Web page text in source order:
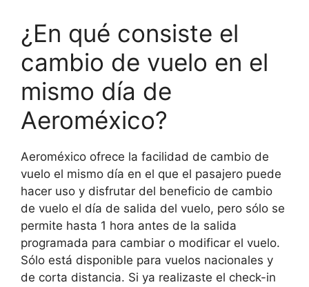
¿En qué consiste el
cambio de vuelo en el
mismo día de
Aeroméxico?
Aeroméxico ofrece la facilidad de cambio de
vuelo el mismo día en el que el pasajero puede
hacer uso y disfrutar del beneficio de cambio
de vuelo el día de salida del vuelo, pero sólo se
permite hasta 1 hora antes de la salida
programada para cambiar o modificar el vuelo.
Sólo está disponible para vuelos nacionales y
de corta distancia. Si ya realizaste el check-in